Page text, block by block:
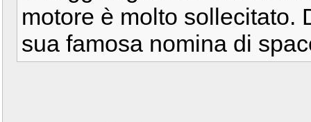
motore è molto sollecitato.
sua famosa nomina di